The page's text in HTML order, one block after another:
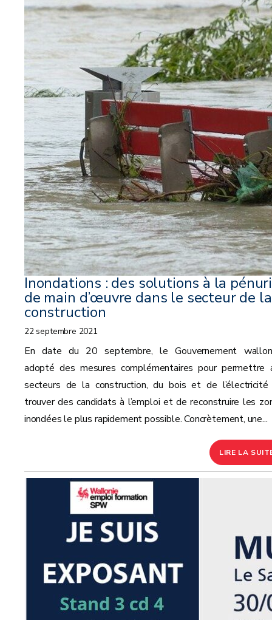
Inondations : des solutions à la
de main d’œuvre dans le secteur de la
construction
22 septembre 2021
En date du 20 septembre, le Gouvernement
adopté des mesures complémentaires pour permettre
secteurs de la construction, du bois et de
trouver des candidats à l’emploi et de reconstruire les
inondées le plus rapidement possible. Concrètement, une...
LIRE LA